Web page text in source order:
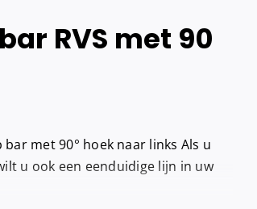
Toiletborstels
RVS met 90
met 90° hoek naar links Als u
u ook een eenduidige lijn in uw